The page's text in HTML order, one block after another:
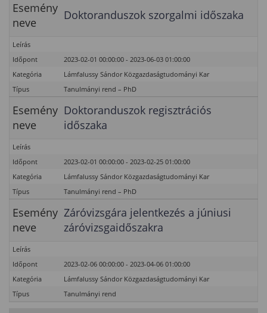
Esemény
neve
Doktoranduszok szorgalmi időszaka
Leírás
Időpont
2023-02-01 00:00:00 - 2023-06-03 01:00:00
Kategória
Lámfalussy Sándor Közgazdaságtudományi Kar
Típus
Tanulmányi rend – PhD
Esemény
neve
Doktoranduszok regisztrációs
időszaka
Leírás
Időpont
2023-02-01 00:00:00 - 2023-02-25 01:00:00
Kategória
Lámfalussy Sándor Közgazdaságtudományi Kar
Típus
Tanulmányi rend – PhD
Esemény
neve
Záróvizsgára jelentkezés a júniusi
záróvizsgaidőszakra
Leírás
Időpont
2023-02-06 00:00:00 - 2023-04-06 01:00:00
Kategória
Lámfalussy Sándor Közgazdaságtudományi Kar
Típus
Tanulmányi rend